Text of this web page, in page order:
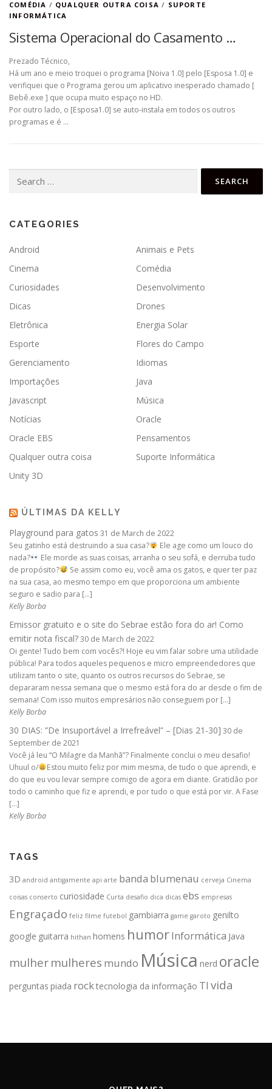
COMÉDIA / QUALQUER OUTRA COISA / SUPORTE
INFORMÁTICA
Sistema Operacional do Casamento …
Prezado Técnico,
Há um ano e meio troquei o programa [Noiva 1.0] pelo [Esposa 1.0] e
verifiquei que o Programa gerou um aplicativo inesperado chamado [
Bebê.exe ] que ocupa muito espaço no HD.
Por outro lado, o [Esposa1.0] se auto-instala em todos os outros
programas e é …
for:
CATEGORIES
Android
Animais e Pets
Cinema
Comédia
Curiosidades
Desenvolvimento
Dicas
Drones
Eletrônica
Energia Solar
Esporte
Flores do Campo
Gerenciamento
Idiomas
Importações
Java
Javascript
Música
Notícias
Oracle
Oracle EBS
Pensamentos
Qualquer outra coisa
Suporte Informática
Unity 3D
ÚLTIMAS DA KELLY
Playground para gatos 31 de March de 2022
Seu gatinho está destruindo a sua casa?
Ele age como um louco do
nada?
Ele morde as suas coisas, arranha o seu sofá, e derruba tudo
de propósito?
Se assim como eu, você ama os gatos, e quer ter paz
na sua casa, ao mesmo tempo em que proporciona um ambiente
seguro e sadio para […]
Kelly Borba
Emissor gratuito e o site do Sebrae estão fora do ar! Como
emitir nota fiscal?30 de March de 2022
Oi gente! Tudo bem com vocês?! Hoje eu vim falar sobre uma utilidade
pública! Para todos aqueles pequenos e micro empreendedores que
utilizam tanto o site, quanto os outros recursos do Sebrae, se
depararam nessa semana que o mesmo está fora do ar desde o fim de
semana! Com isso muitos empresários não conseguem por […]
Kelly Borba
30 DIAS: ”De Insuportável a Irrefreável” – [Dias 21-30] 30 de
September de 2021
Você já leu “O Milagre da Manhã”? Finalmente conclui o meu desafio!
Uhuul o/
Estou muito feliz por mim mesma, de tudo o que aprendi, e
do que eu vou levar sempre comigo de agora em diante. Gratidão por
todo o caminho que fiz e aprendi, e por tudo o que está por vir. A Fase
[…]
Kelly Borba
TAGS
3D android antigamente api arte banda blumenau cerveja Cinema
coisas conserto curiosidade Curta desafio dica dicas ebs empresas
Engraçado feliz filme futebol gambiarra game garoto genilto
google guitarra hithan homens humorInformática Java
mulher mulheres mundo Música nerd oracle
perguntas piada rocktecnologia da informação TI vida